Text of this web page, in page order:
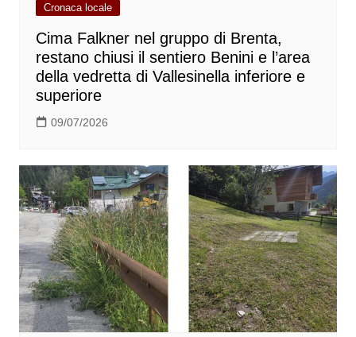
Cronaca locale
Cima Falkner nel gruppo di Brenta,
restano chiusi il sentiero Benini e l’area
della vedretta di Vallesinella inferiore e
superiore
09/07/2026